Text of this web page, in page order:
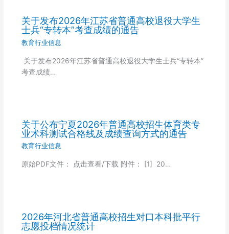
关于发布2026年江苏省普通高校退役大学生
士兵“专转本”考查成绩的通告
教育行业信息
关于发布2026年江苏省普通高校退役大学生士兵“专转本”
考查成绩…
关于公布宁夏2026年普通高校招生体育类专
业术科测试合格线及成绩查询方式的通告
教育行业信息
原始PDF文件： 点击查看/下载 附件： [1] 20…
2026年河北省普通高校招生对口本科批平行
志愿投档情况统计